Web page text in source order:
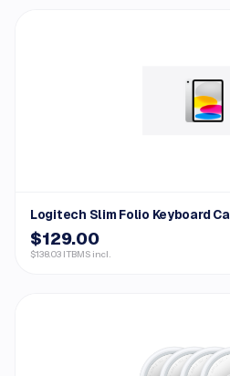
Logitech Slim Folio Keyboard
$129.00
$138.03 ITBMS incl.